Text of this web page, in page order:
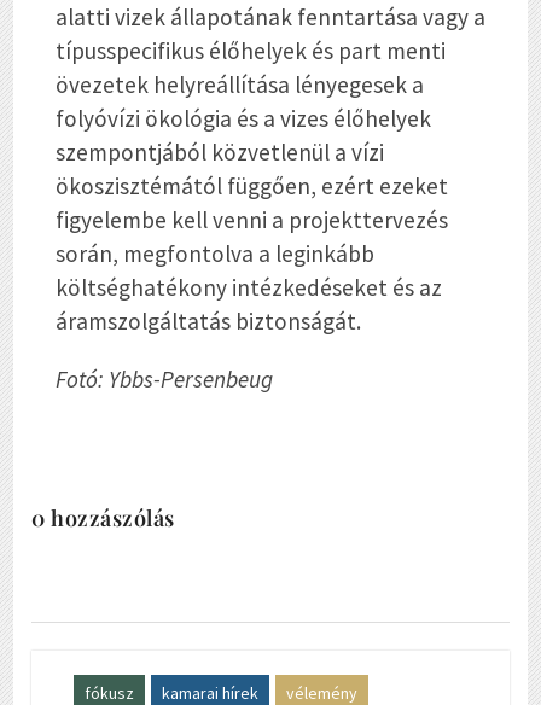
alatti vizek állapotának fenntartása vagy a
típusspecifikus élőhelyek és part menti
övezetek helyreállítása lényegesek a
folyóvízi ökológia és a vizes élőhelyek
szempontjából közvetlenül a vízi
ökoszisztémától függően, ezért ezeket
figyelembe kell venni a projekttervezés
során, megfontolva a leginkább
költséghatékony intézkedéseket és az
áramszolgáltatás biztonságát.
Fotó: Ybbs-Persenbeug
0 hozzászólás
fókusz kamarai hírek vélemény